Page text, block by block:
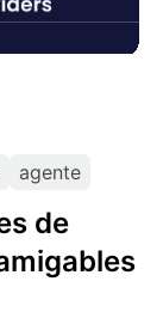
agente
de